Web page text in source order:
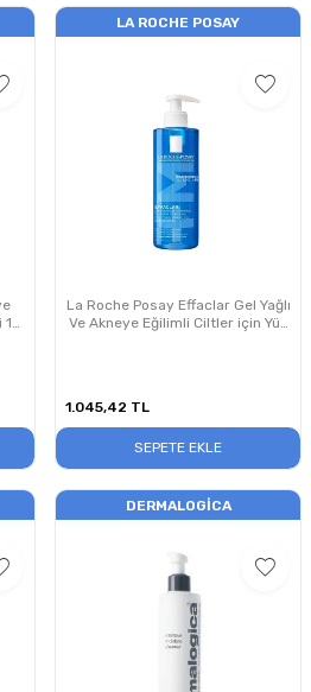
1
LA ROCHE POSAY
La Roche Posay Effaclar Gel Yağlı
Ve Akneye Eğilimli Ciltler için Yüz
1.045,42 TL
SEPETE EKLE
DERMALOGICA